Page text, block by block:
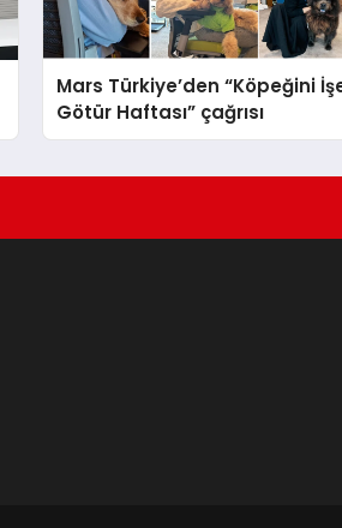
Mars Türkiye’den “Köpeğini
Götür Haftası” çağrısı